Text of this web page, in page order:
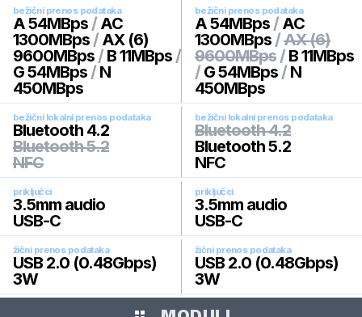
bežični prenos podataka
A 54MBps / AC
1300MBps / AX (6)
9600MBps / B 11MBps /
G 54MBps / N
450MBps
bežični prenos podataka
A 54MBps / AC
1300MBps /AX (6)
9600MBps / B 11MBps
/ G 54MBps / N
450MBps
bežični lokalni prenos podataka
Bluetooth 4.2
Bluetooth 5.2
NFC
bežični lokalni prenos podataka
Bluetooth 4.2
Bluetooth 5.2
NFC
priključci
3.5mm audio
USB-C
priključci
3.5mm audio
USB-C
žični prenos podataka
USB 2.0 (0.48Gbps)
3W
žični prenos podataka
USB 2.0 (0.48Gbps)
3W